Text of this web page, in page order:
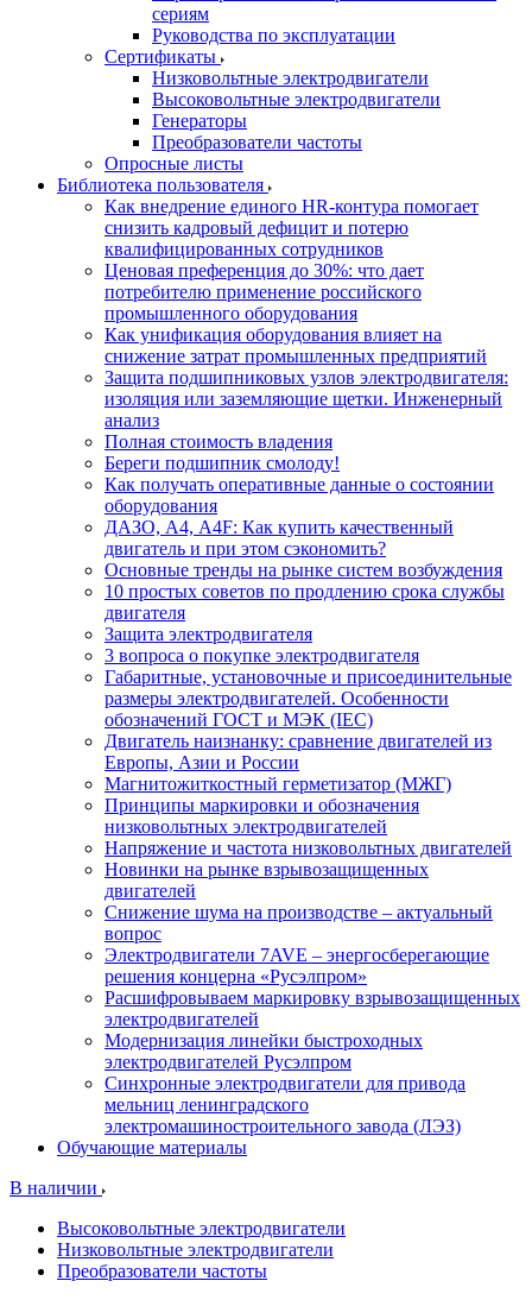
сериям
Руководства по эксплуатации
Сертификаты
Низковольтные электродвигатели
Высоковольтные электродвигатели
Генераторы
Преобразователи частоты
Опросные листы
Библиотека пользователя
Как внедрение единого HR-контура помогает
снизить кадровый дефицит и потерю
квалифицированных сотрудников
Ценовая преференция до 30%: что дает
потребителю применение российского
промышленного оборудования
Как унификация оборудования влияет на
снижение затрат промышленных предприятий
Защита подшипниковых узлов электродвигателя:
изоляция или заземляющие щетки. Инженерный
анализ
Полная стоимость владения
Береги подшипник смолоду!
Как получать оперативные данные о состоянии
оборудования
ДАЗО, А4, А4F: Как купить качественный
двигатель и при этом сэкономить?
Основные тренды на рынке систем возбуждения
10 простых советов по продлению срока службы
двигателя
Защита электродвигателя
3 вопроса о покупке электродвигателя
Габаритные, установочные и присоединительные
размеры электродвигателей. Особенности
обозначений ГОСТ и МЭК (IEC)
Двигатель наизнанку: сравнение двигателей из
Европы, Азии и России
Магнитожиткостный герметизатор (МЖГ)
Принципы маркировки и обозначения
низковольтных электродвигателей
Напряжение и частота низковольтных двигателей
Новинки на рынке взрывозащищенных
двигателей
Снижение шума на производстве – актуальный
вопрос
Электродвигатели 7AVE – энергосберегающие
решения концерна «Русэлпром»
Расшифровываем маркировку взрывозащищенных
электродвигателей
Модернизация линейки быстроходных
электродвигателей Русэлпром
Синхронные электродвигатели для привода
мельниц ленинградского
электромашиностроительного завода (ЛЭЗ)
Обучающие материалы
В наличии
Высоковольтные электродвигатели
Низковольтные электродвигатели
Преобразователи частоты